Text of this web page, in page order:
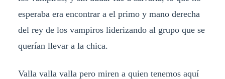
esperaba era encontrar a el primo y mano derecha
del rey de los vampiros liderizando al grupo que se
querían llevar a la chica.
Valla valla valla pero miren a quien tenemos aquí